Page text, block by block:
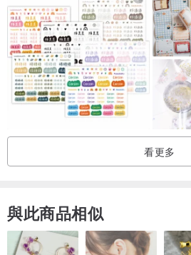
- ◆ ALL SET：Pink、Blue、Purple、
張
▶Instagram & Twitter : @dadachyo
請追蹤我的 LINE 官方帳號，當 PINKOI
知給您。
畫，並製作貼紙和明信片等商品。感謝大
在也開始提供國際運送服務。我對大家深
從繪圖、商品製作到出貨的每一個環節
看更多
與此商品相似